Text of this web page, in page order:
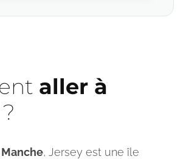
aller à
?
, Jersey est une île